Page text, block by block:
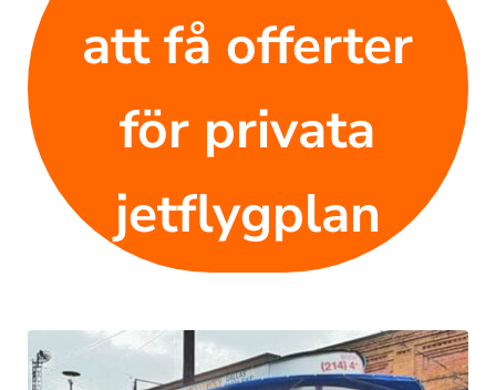
att få offerter
för privata
jetflygplan